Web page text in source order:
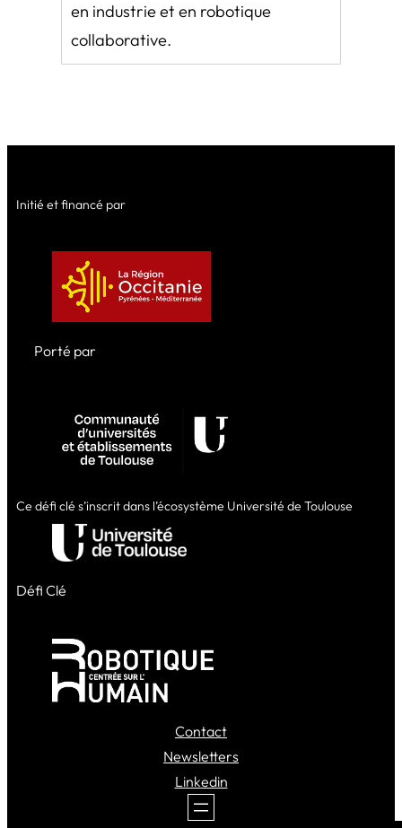
en industrie et en robotique
collaborative.
Initié et financé par
Porté par
Ce défi clé s’inscrit dans l’écosystème Université de Toulouse
Défi Clé
Contact
Newsletters
Linkedin